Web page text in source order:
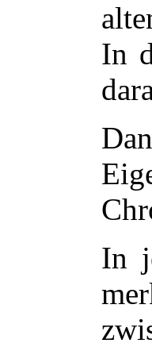
In
In